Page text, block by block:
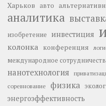
Харьков авто
аналитика
изобретение инвестиция
колонка конференция
международное
нанотехнология
соревнование физика
энергоэффективность